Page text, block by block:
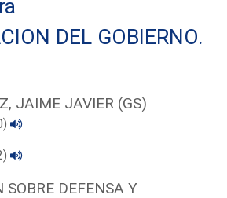
DEL GOBIERNO.
JAIME JAVIER (GS)
SOBRE DEFENSA Y